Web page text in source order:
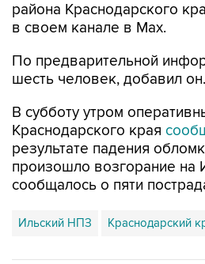
района Краснодарского
в своем канале в Max.
По предварительной
шесть человек, добавил он.
В субботу утром
Краснодарского края
результате падения
произошло возгорание на
сообщалось о пяти
Ильский НПЗ Краснодарский